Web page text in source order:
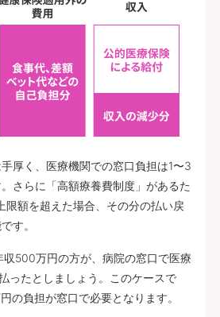
厚く、医療機関での窓口負担は1〜3
さらに「高額療養費制度」があるた
限額を超えた場合、その分の払い戻
す。
500万円の方が、病院の窓口で医療
ったとしましょう。このケースで
の負担が窓口で必要となります。